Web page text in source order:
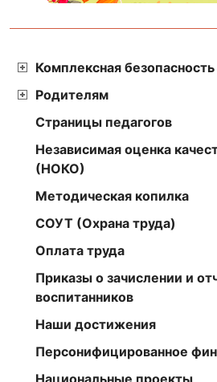
Комплексная безопасность
Родителям
Страницы педагогов
Независимая оценка
(НОКО)
Методическая копилка
СОУТ (Охрана труда)
Оплата труда
Приказы о зачислении и
воспитанников
Наши достижения
Персонифицированное
Национальные проекты